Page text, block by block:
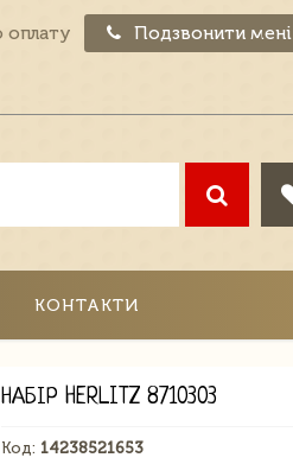
Подзвонити мені
КОНТАКТИ
НАБІР HERLITZ 8710303
Код: 14238521653